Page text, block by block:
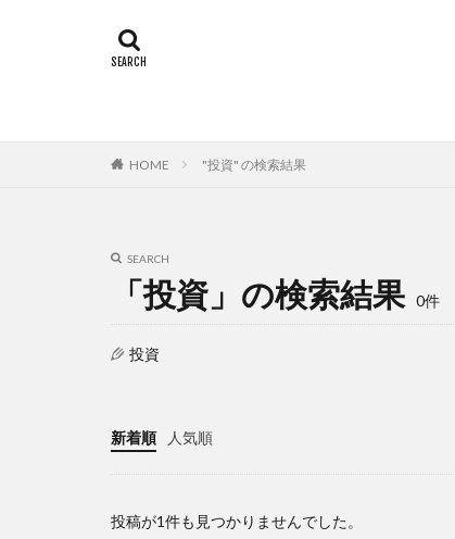
HOME "投資" の検索結果
SEARCH
「投資」の検索結果 0件
投資
新着順 人気順
投稿が1件も見つかりませんでした。